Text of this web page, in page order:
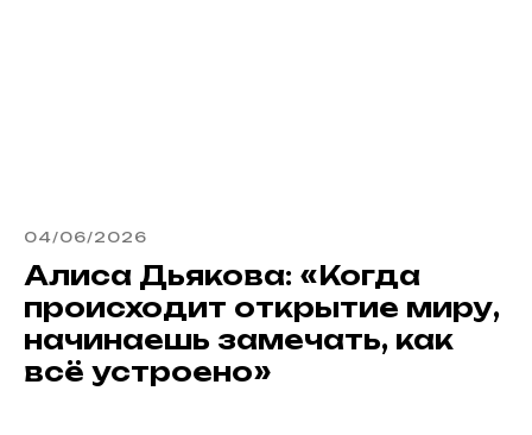
04/06/2026
Алиса Дьякова: «Когда
происходит открытие миру,
начинаешь замечать, как
всё устроено»